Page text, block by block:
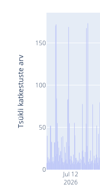
Jul 12
2026
0
50
100
150
Tsükli katkestuste arv